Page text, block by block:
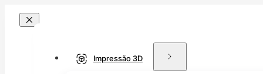
Impressão 3D